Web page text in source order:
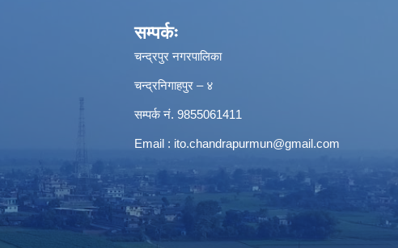
सम्पर्कः
चन्द्रपुर नगरपालिका
चन्द्रनिगाहपुर – ४
सम्पर्क नं. 9855061411
Email : ito.chandrapurmun@gmail.com